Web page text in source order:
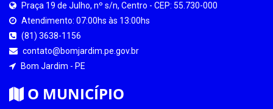
Praça 19 de Julho, nº s/n, Centro - CEP: 55.730-000
Atendimento: 07:00hs às 13:00hs
(81) 3638-1156
contato@bomjardim.pe.gov.br
Bom Jardim - PE
O MUNICÍPIO